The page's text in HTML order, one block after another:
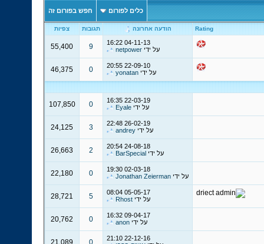
כלים לפורום חפש בפורום זה
Rating הודעה אחרונה תגובות צפיות
04-11-13
16:22
על ידיnetpower
9
55,400
22-09-10
20:55
על ידיyonatan
0
46,375
22-03-19
16:35
על ידיEyale
0
107,850
26-02-19
22:48
על ידיandrey
3
24,125
24-08-18
20:54
על ידיBarSpecial
2
26,663
02-03-18
19:30
על ידיJonathan Zeierman
0
22,180
05-05-17
08:04
על ידיRhost
5
28,721
09-04-17
16:32
על ידיanon
0
20,762
22-12-16
21:10
0
21,089